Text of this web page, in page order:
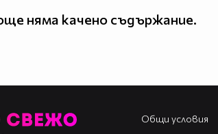
няма качено съдържание.
Общи условия